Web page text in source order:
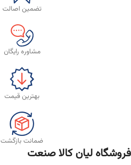
تضمین اصالت
مشاوره رایگان
بهترین قیمت
ضمانت بازگشت
فروشگاه لیان‌ کالا صنعت